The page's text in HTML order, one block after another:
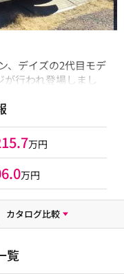
、デイズの2代目モデ
が行われ登場しまし
しては初めてプロパ
た。ハイブリッドで
載され、アイドリン
費基準+20%」を達
った廉価グレード
モデルの「ハイウ
イロットの組み合
万円
万円
カタログ比較
覧